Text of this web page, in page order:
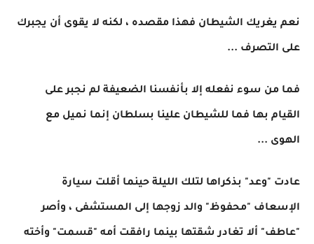
نعم يغريك الشيطان فهذا مقصده ، لكنه لا يقوى أن يجبرك
على التصرف ...
فما من سوء نفعله إلا بأنفسنا الضعيفة لم نجبر على
القيام بها فما للشيطان علينا بسلطان إنما نميل مع
الهوى ...
عادت "وعد" بذكراها لتلك الليلة حينما أقلت سيارة
الإسعاف "محفوظ" والد زوجها إلى المستشفى ، وأصر
"عاطف" ألا تغادر شقتها بينما رافقت أمه "قسمت" وأخته